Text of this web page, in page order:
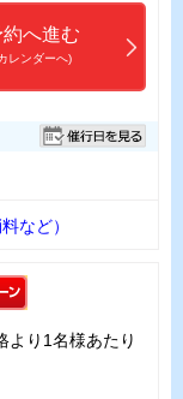
約へ進む
レンダーへ)
など）
より1名様あたり